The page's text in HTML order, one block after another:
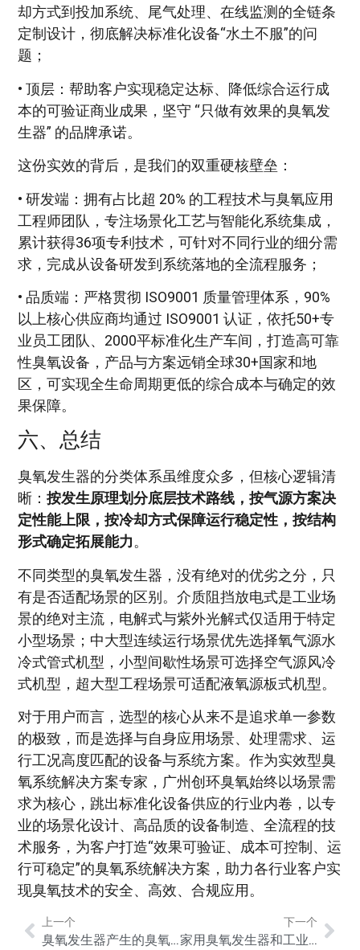
却方式到投加系统、尾气处理、在线监测的全链条
定制设计，彻底解决标准化设备“水土不服”的问
题；
• 顶层：帮助客户实现稳定达标、降低综合运行成
本的可验证商业成果，坚守 “只做有效果的臭氧发
生器” 的品牌承诺。
这份实效的背后，是我们的双重硬核壁垒：
• 研发端：拥有占比超 20% 的工程技术与臭氧应用
工程师团队，专注场景化工艺与智能化系统集成，
累计获得36项专利技术，可针对不同行业的细分需
求，完成从设备研发到系统落地的全流程服务；
• 品质端：严格贯彻 ISO9001 质量管理体系，90%
以上核心供应商均通过 ISO9001 认证，依托50+专
业员工团队、2000平标准化生产车间，打造高可靠
性臭氧设备，产品与方案远销全球30+国家和地
区，可实现全生命周期更低的综合成本与确定的效
果保障。
六、总结
臭氧发生器的分类体系虽维度众多，但核心逻辑清
晰： 按发生原理划分底层技术路线，按气源方案决
定性能上限，按冷却方式保障运行稳定性，按结构
形式确定拓展能力。
不同类型的臭氧发生器，没有绝对的优劣之分，只
有是否适配场景的区别。介质阻挡放电式是工业场
景的绝对主流，电解式与紫外光解式仅适用于特定
小型场景；中大型连续运行场景优先选择氧气源水
冷式管式机型，小型间歇性场景可选择空气源风冷
式机型，超大型工程场景可适配液氧源板式机型。
对于用户而言，选型的核心从来不是追求单一参数
的极致，而是选择与自身应用场景、处理需求、运
行工况高度匹配的设备与系统方案。作为实效型臭
氧系统解决方案专家，广州创环臭氧始终以场景需
求为核心，跳出标准化设备供应的行业内卷，以专
业的场景化设计、高品质的设备制造、全流程的技
术服务，为客户打造“效果可验证、成本可控制、运
行可稳定”的臭氧系统解决方案，助力各行业客户实
现臭氧技术的安全、高效、合规应用。
上一个
臭氧发生器产生的臭氧对人体有害吗？安全标准是什么？
下一个
家用臭氧发生器和工业臭氧发生器的核心区别是什么？